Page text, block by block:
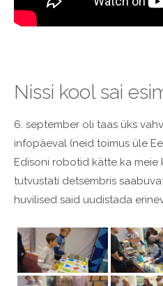
Nissi kool sai
6. september oli taas üks
infopäeval (neid toimus üle
Edisoni robotid kätte ka meie
tutvustati detsembris
huvilised said uudistada